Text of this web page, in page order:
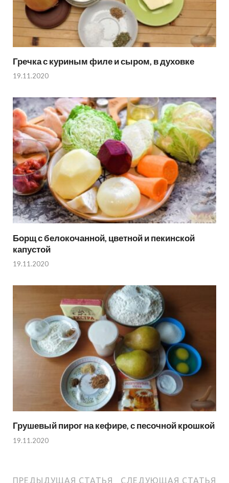
Гречка с куриным филе и сыром, в духовке
19.11.2020
Борщ с белокочанной, цветной и пекинской
капустой
19.11.2020
Грушевый пирог на кефире, с песочной крошкой
19.11.2020
ПРЕДЫДУЩАЯ СТАТЬЯ СЛЕДУЮЩАЯ СТАТЬЯ